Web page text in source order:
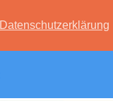
Datenschutzerklärung